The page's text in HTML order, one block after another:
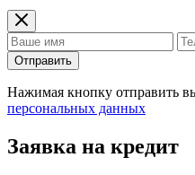
Отправить
Нажимая кнопку отправить
персональных данных
Заявка на кредит